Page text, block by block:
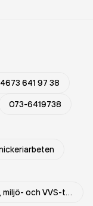
641 97 38
073-6419738
Teknisk konsultverksamhet inom energi-, miljö- och VVS-teknik